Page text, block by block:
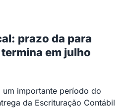
prazo da para
em julho
um importante período do
da Escrituração Contábil